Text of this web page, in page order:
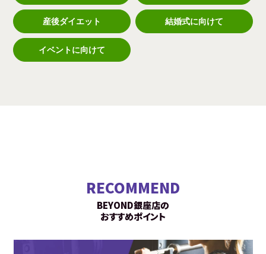
産後ダイエット 結婚式に向けて
イベントに向けて
RECOMMEND
BEYOND銀座店の
おすすめポイント